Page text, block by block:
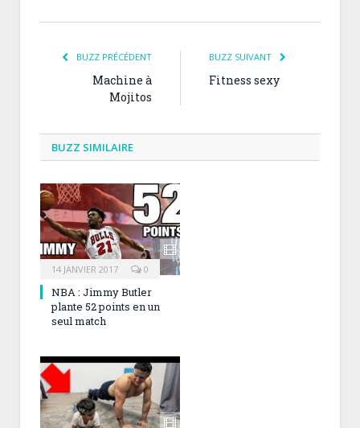
BUZZ PRÉCÉDENT
Machine à
Mojitos
BUZZ SUIVANT
Fitness sexy
BUZZ SIMILAIRE
14 JANVIER 2017 0
NBA : Jimmy Butler
plante 52 points en un
seul match